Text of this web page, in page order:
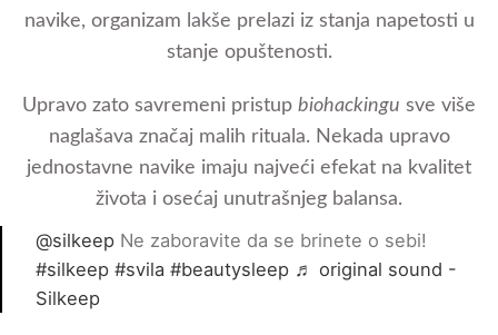
navike, organizam lakše prelazi iz stanja napetosti u
stanje opuštenosti.
Upravo zato savremeni pristup biohackingu sve više
naglašava značaj malih rituala. Nekada upravo
jednostavne navike imaju najveći efekat na kvalitet
života i osećaj unutrašnjeg balansa.
@silkeep Ne zaboravite da se brinete o sebi!
#silkeep #svila #beautysleep ♬ original sound -
Silkeep